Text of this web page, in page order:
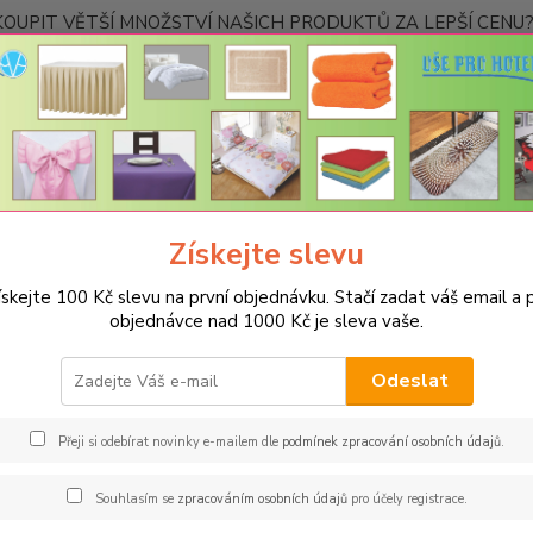
VĚTŠÍ MNOŽSTVÍ NAŠICH PRODUKTŮ ZA LEPŠÍ
Kontakty
Hledat
Podsedáky na židle Prošívaný sedák Bamberk –
sedák Bamberk – oranžový
Získejte slevu
100 Kč slevu na první objednávku. Stačí zadat váš email a
objednávce nad 1000 Kč je sleva vaše.
Odeslat
Přeji si odebírat novinky e-mailem dle podmínek zpracování osobních údajů.
Souhlasím se zpracováním osobních údajůpro účely registrace.